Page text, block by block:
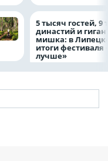
5 тысяч гостей, 9
династий и
мишка: в
итоги фестиваля
лучше»